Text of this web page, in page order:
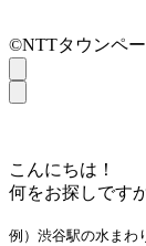
©NTTタウンペー
こんにちは！
何をお探しです
例）渋谷駅の水まわ